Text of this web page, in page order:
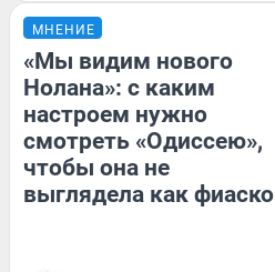
МНЕНИЕ
«Мы видим нового
Нолана»: с каким
настроем нужно
смотреть «Одиссею»,
чтобы она не
выглядела как фиаско